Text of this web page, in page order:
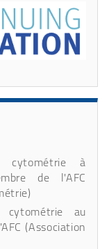
cytométrie à
de l'AFC
cytométrie au
(Association